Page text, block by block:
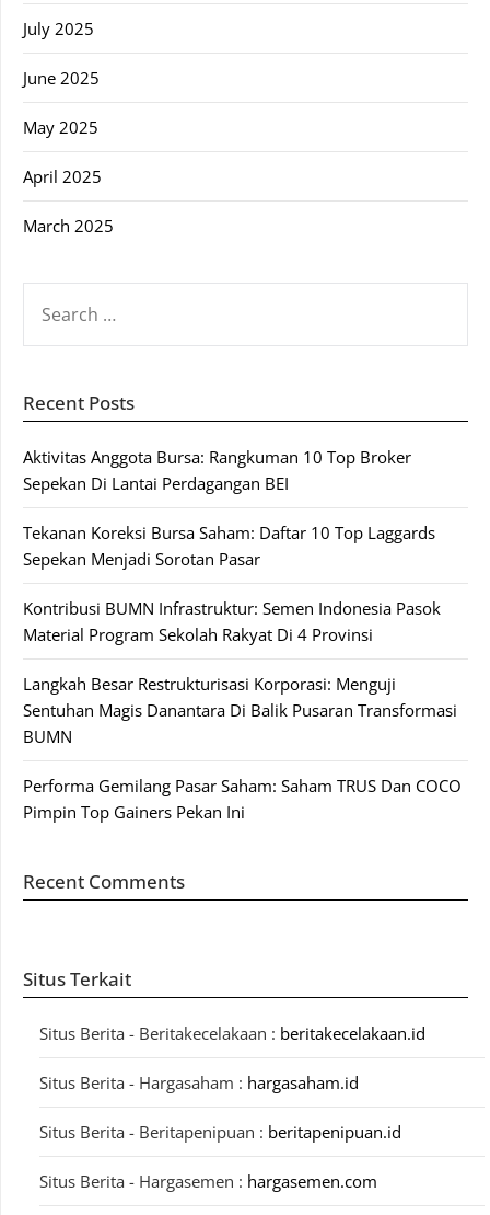
July 2025
June 2025
May 2025
April 2025
March 2025
FOR:
Recent Posts
Aktivitas Anggota Bursa: Rangkuman 10 Top Broker
Sepekan Di Lantai Perdagangan BEI
Tekanan Koreksi Bursa Saham: Daftar 10 Top Laggards
Sepekan Menjadi Sorotan Pasar
Kontribusi BUMN Infrastruktur: Semen Indonesia Pasok
Material Program Sekolah Rakyat Di 4 Provinsi
Langkah Besar Restrukturisasi Korporasi: Menguji
Sentuhan Magis Danantara Di Balik Pusaran Transformasi
BUMN
Performa Gemilang Pasar Saham: Saham TRUS Dan COCO
Pimpin Top Gainers Pekan Ini
Recent Comments
Situs Terkait
Situs Berita - Beritakecelakaan : beritakecelakaan.id
Situs Berita - Hargasaham : hargasaham.id
Situs Berita - Beritapenipuan : beritapenipuan.id
Situs Berita - Hargasemen : hargasemen.com